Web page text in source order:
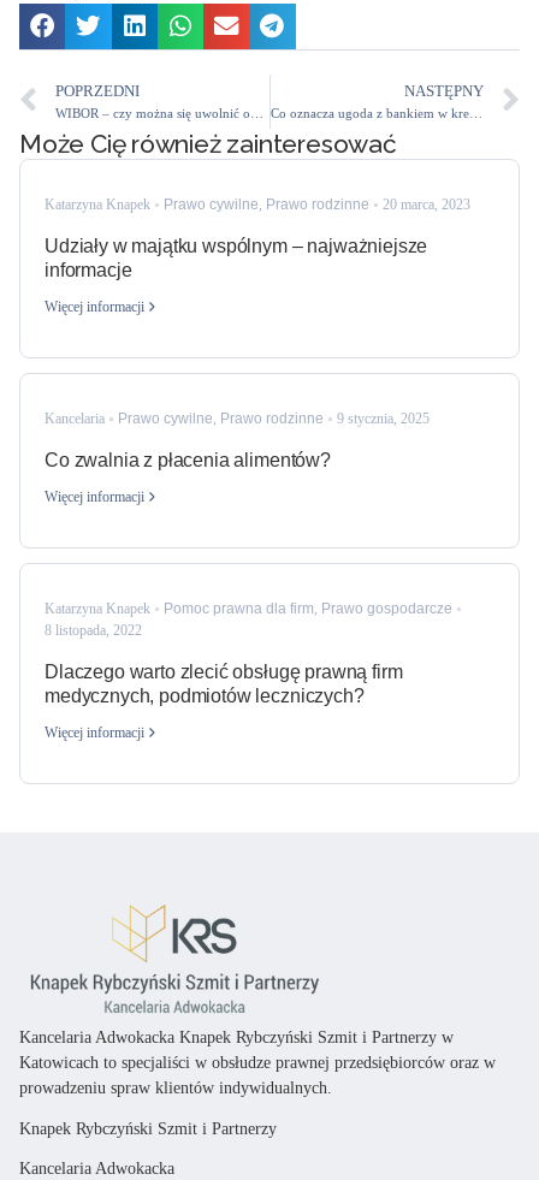
POPRZEDNI NASTĘPNY
Co oznacza ugoda z bankiem w kredycie frankowym?
Może Cię również zainteresować
Katarzyna Knapek Prawo cywilne, Prawo rodzinne 20 marca, 2023
Udziały w majątku wspólnym – najważniejsze
informacje
Więcej informacji
Kancelaria Prawo cywilne, Prawo rodzinne 9 stycznia, 2025
Co zwalnia z płacenia alimentów?
Więcej informacji
Katarzyna Knapek Pomoc prawna dla firm, Prawo gospodarcze
8 listopada, 2022
Dlaczego warto zlecić obsługę prawną firm
medycznych, podmiotów leczniczych?
Więcej informacji
Kancelaria Adwokacka Knapek Rybczyński Szmit i Partnerzy w
Katowicach to specjaliści w obsłudze prawnej przedsiębiorców oraz w
prowadzeniu spraw klientów indywidualnych.
Knapek Rybczyński Szmit i Partnerzy
Kancelaria Adwokacka